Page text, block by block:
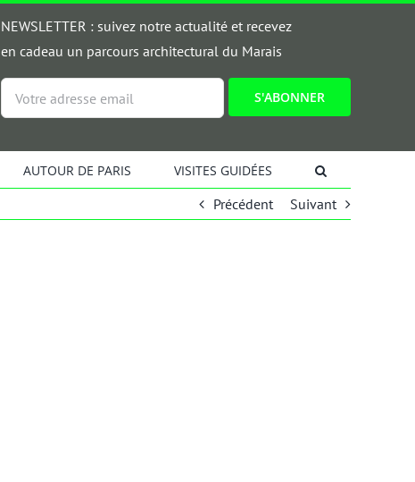
NEWSLETTER : suivez notre actualité et recevez
en cadeau un parcours architectural du Marais
Email
*
AUTOUR DE PARIS VISITES GUIDÉES
Précédent Suivant